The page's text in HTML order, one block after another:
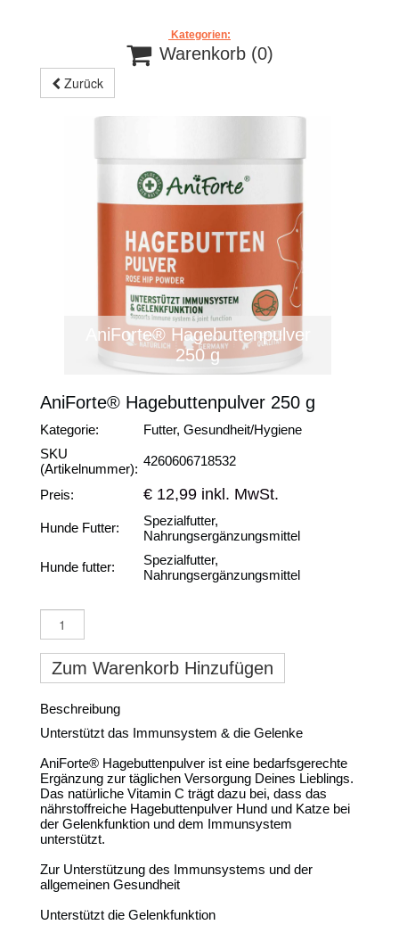
Kategorien:
 Warenkorb (0)
Zurück
AniForte® Hagebuttenpulver
250 g
AniForte® Hagebuttenpulver 250 g
Kategorie:
Futter, Gesundheit/Hygiene
SKU
(Artikelnummer):
4260606718532
Preis: € 12,99 inkl. MwSt.
Hunde Futter:
Spezialfutter,
Nahrungsergänzungsmittel
Hunde futter:
Spezialfutter,
Nahrungsergänzungsmittel
Zum Warenkorb Hinzufügen
Beschreibung
Unterstützt das Immunsystem & die Gelenke
AniForte® Hagebuttenpulver ist eine bedarfsgerechte
Ergänzung zur täglichen Versorgung Deines Lieblings.
Das natürliche Vitamin C trägt dazu bei, dass das
nährstoffreiche Hagebuttenpulver Hund und Katze bei
der Gelenkfunktion und dem Immunsystem
unterstützt.
Zur Unterstützung des Immunsystems und der
allgemeinen Gesundheit
Unterstützt die Gelenkfunktion